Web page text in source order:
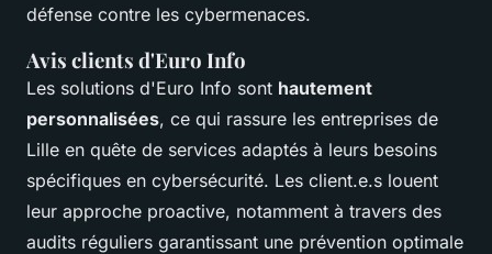
défense contre les cybermenaces.
Avis clients d'Euro Info
Les solutions d'Euro Info sont hautement
personnalisées, ce qui rassure les entreprises de
Lille en quête de services adaptés à leurs besoins
spécifiques en cybersécurité. Les client.e.s louent
leur approche proactive, notamment à travers des
audits réguliers garantissant une prévention optimale